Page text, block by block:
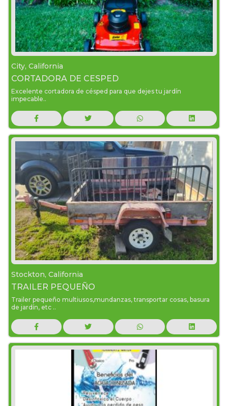
City, California
CORTADORA DE CESPED
Excelente cortadora de césped para que dejes tu jardín
impecable..
Stockton, California
TRAILER PEQUEÑO
Trailer pequeño multiusos,mundanzas, transportar cosas, basura
de jardín, etc ..